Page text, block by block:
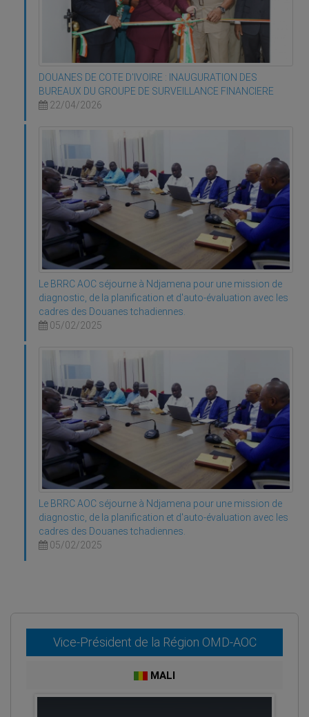
DOUANES DE COTE D'IVOIRE : INAUGURATION DES
BUREAUX DU GROUPE DE SURVEILLANCE FINANCIERE
22/04/2026
Le BRRC AOC séjourne à Ndjamena pour une mission de
diagnostic, de la planification et d'auto-évaluation avec les
cadres des Douanes tchadiennes.
05/02/2025
Le BRRC AOC séjourne à Ndjamena pour une mission de
diagnostic, de la planification et d'auto-évaluation avec les
cadres des Douanes tchadiennes.
05/02/2025
Vice-Président de la Région OMD-AOC
MALI